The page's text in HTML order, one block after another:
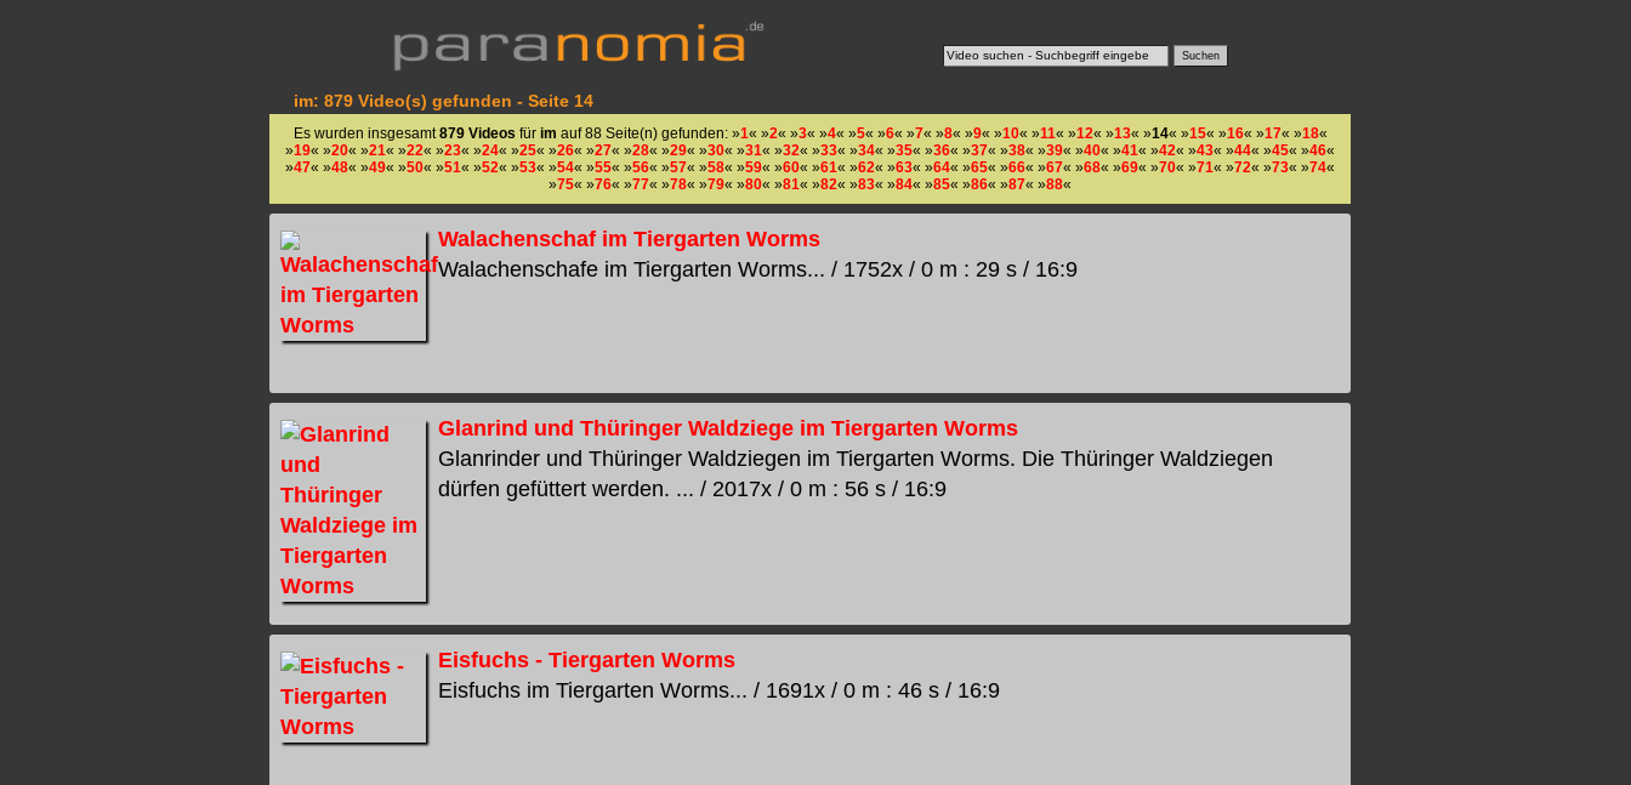
im: 879 Video(s) gefunden - Seite 14
Es wurden insgesamt879 Videos für im auf 88 Seite(n) gefunden: »1« »2« »3« »4« »5« »6« »7« »8« »9« »10« »11« »12« »13« »14« »15« »16« »17« »18«
»19« »20« »21« »22« »23« »24« »25« »26« »27« »28« »29« »30« »31« »32« »33« »34« »35« »36« »37« »38« »39« »40« »41« »42« »43« »44« »45« »46«
»47« »48« »49« »50« »51« »52« »53« »54« »55« »56« »57« »58« »59« »60« »61« »62« »63« »64« »65« »66« »67« »68« »69« »70« »71« »72« »73« »74«
»75« »76« »77« »78« »79« »80« »81« »82« »83« »84« »85« »86« »87« »88«
Walachenschaf im Tiergarten Worms
Walachenschafe im Tiergarten Worms... / 1752x / 0 m : 29 s / 16:9
Glanrind und Thüringer Waldziege im Tiergarten Worms
Glanrinder und Thüringer Waldziegen im Tiergarten Worms. Die Thüringer Waldziegen
dürfen gefüttert werden. ... / 2017x / 0 m : 56 s / 16:9
Eisfuchs - Tiergarten Worms
Eisfuchs im Tiergarten Worms... / 1691x / 0 m : 46 s / 16:9